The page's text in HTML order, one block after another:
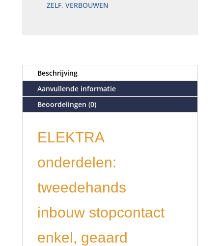
ZELF, VERBOUWEN
Beschrijving
Aanvullende informatie
Beoordelingen (0)
ELEKTRA
onderdelen:
tweedehands
inbouw stopcontact
enkel, geaard